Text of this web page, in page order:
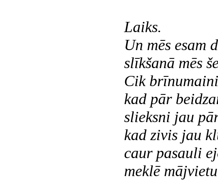
Laiks.
Un mēs esam
slīkšanā mēs
Cik
kad pār
slieksni jau
kad zivis jau
caur pasauli
meklē